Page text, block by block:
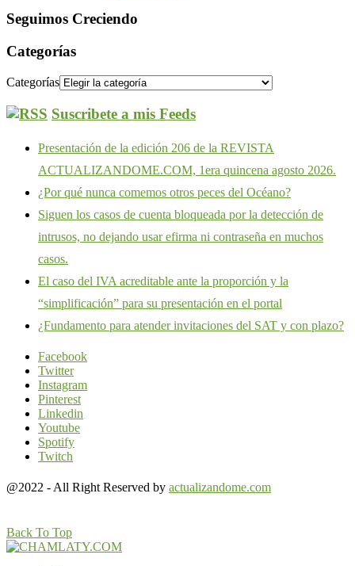
Seguimos Creciendo
Categorías
Categorías
Suscribete a mis Feeds
Presentación de la edición 206 de la REVISTA
ACTUALIZANDOME.COM, 1era quincena agosto 2026.
¿Por qué nunca comemos otros peces del Océano?
Siguen los casos de cuenta bloqueada por la detección de
intrusos, no dejando usar efirma ni contraseña en muchos
casos.
El caso del IVA acreditable ante la proporción y la
“simplificación” para su presentación en el portal
¿Fundamento para atender invitaciones del SAT y con plazo?
Facebook
Twitter
Instagram
Pinterest
Linkedin
Youtube
Spotify
Twitch
@2022 - All Right Reserved by actualizandome.com
Back To Top